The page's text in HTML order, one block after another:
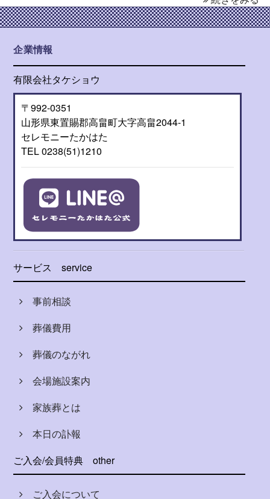
企業情報
有限会社タケショウ
〒992-0351
山形県東置賜郡高畠町大字高畠2044-1
セレモニーたかはた
TEL 0238(51)1210
サービス service
事前相談
葬儀費用
葬儀のながれ
会場施設案内
家族葬とは
本日の訃報
ご入会/会員特典
other
ご入会について